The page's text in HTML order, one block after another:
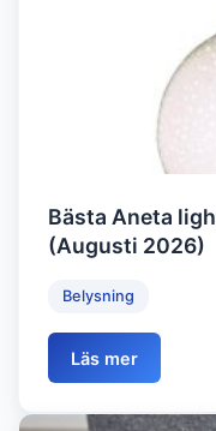
Bästa Aneta
(Augusti 2026)
Belysning
Läs mer